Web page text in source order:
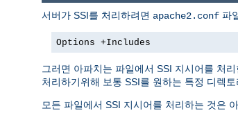
서버가 SSI를 처리하려면 apache2.conf 파
Options +Includes
그러면 아파치는 파일에서 SSI 지시어를 처
처리하기위해 보통 SSI를 원하는 특정 디렉토
모든 파일에서 SSI 지시어를 처리하는 것은